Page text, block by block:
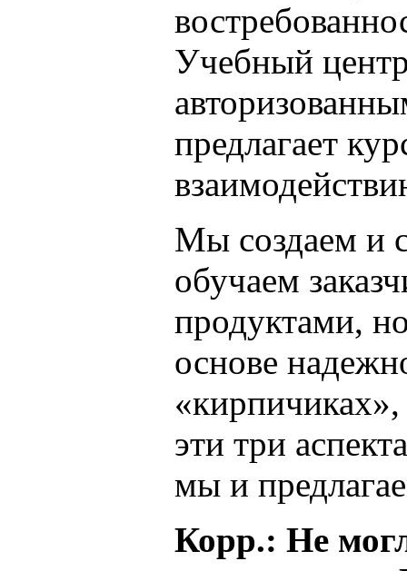
Учебный
предлагает
Мы создаем и
обучаем
продуктами,
основе
эти три
мы и
Корр.: Не